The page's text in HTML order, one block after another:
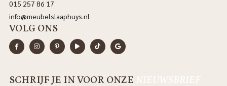
015 257 86 17
info@meubelslaaphuys.nl
VOLG ONS
SCHRIJF JE IN VOOR ONZE NIEUWSBRIEF